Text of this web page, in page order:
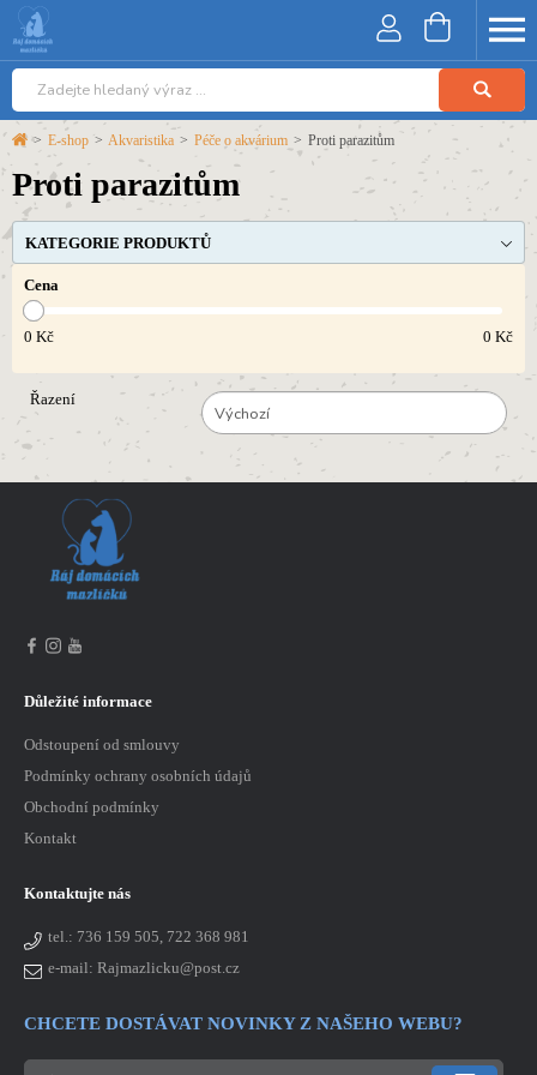
> E-shop > Akvaristika > Péče o akvárium > Proti parazitům
Proti parazitům
KATEGORIE PRODUKTŮ
Cena
0 Kč 0 Kč
Řazení
Výchozí
Důležité informace
Odstoupení od smlouvy
Podmínky ochrany osobních údajů
Obchodní podmínky
Kontakt
Kontaktujte nás
tel.: 736 159 505, 722 368 981
e-mail: Rajmazlicku@post.cz
CHCETE DOSTÁVAT NOVINKY Z NAŠEHO WEBU?